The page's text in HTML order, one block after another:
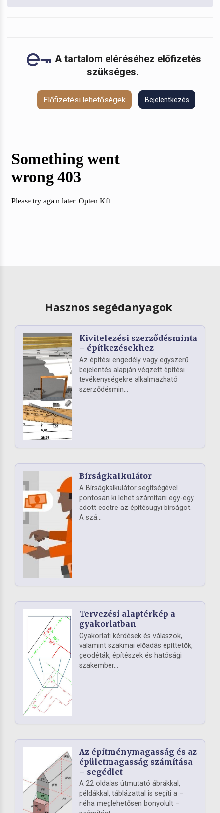
A tartalom eléréséhez előfizetés
szükséges.
Előfizetési lehetőségek Bejelentkezés
Hasznos segédanyagok
Kivitelezési szerződésminta
– építkezésekhez
Az építési engedély vagy egyszerű
bejelentés alapján végzett építési
tevékenységekre alkalmazható
szerződésmin...
Bírságkalkulátor
A Bírságkalkulátor segítségével
pontosan ki lehet számítani egy-egy
adott esetre az építésügyi bírságot.
A szá...
Tervezési alaptérkép a
gyakorlatban
Gyakorlati kérdések és válaszok,
valamint szakmai előadás építtetők,
geodéták, építészek és hatósági
szakember...
Az építménymagasság és az
épületmagasság számítása
– segédlet
A 22 oldalas útmutató ábrákkal,
példákkal, táblázattal is segíti a –
néha meglehetősen bonyolult –